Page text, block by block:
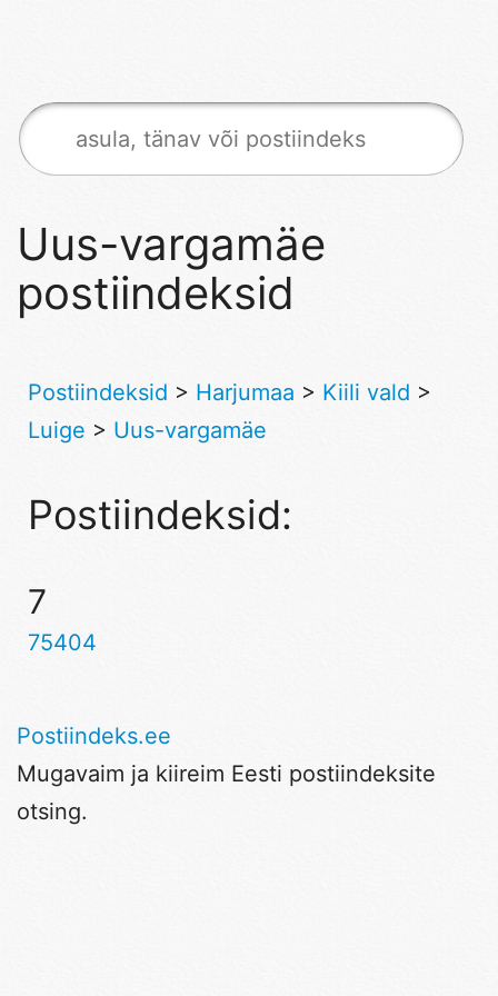
Uus-vargamäe
postiindeksid
Postiindeksid > Harjumaa > Kiili vald >
Luige > Uus-vargamäe
Postiindeksid:
7
75404
Postiindeks.ee
Mugavaim ja kiireim Eesti postiindeksite
otsing.